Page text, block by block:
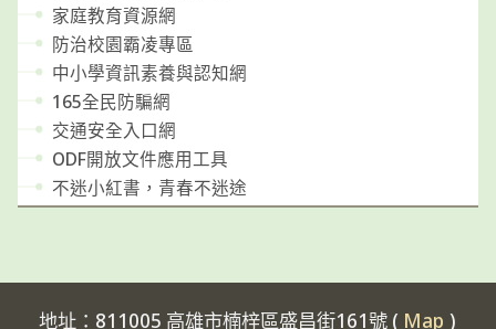
家庭教育資源網
防治校園霸凌專區
中小學資訊素養與認知網
165全民防騙網
交通安全入口網
ODF開放文件應用工具
不迷小紅書，青春不迷途
地址：811005 高雄市楠梓區盛昌街161號 ( Map )